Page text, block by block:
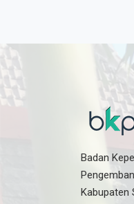
Badan
Kabupaten